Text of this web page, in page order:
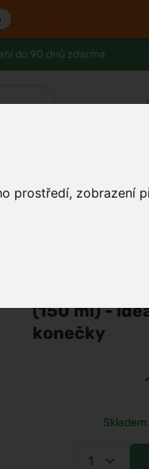
prostředí, zobrazení
do 90 dnů zdarma
Domácnost
(150 ml) -
konečky